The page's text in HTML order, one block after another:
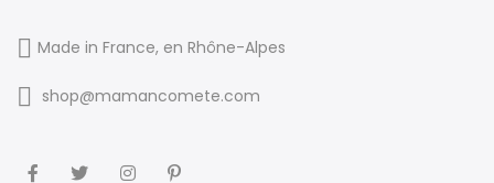
Made in France, en Rhône-Alpes
shop@mamancomete.com